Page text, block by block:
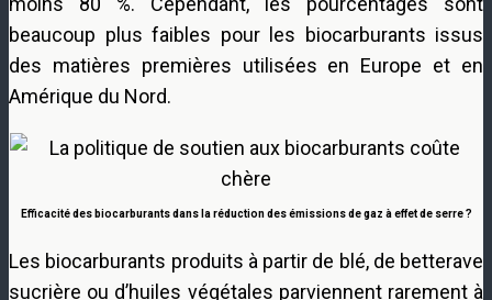
beaucoup plus faibles pour les biocarburants issus
des matières premières utilisées en Europe et en
Amérique du Nord.
Efficacité des biocarburants dans la réduction des émissions de gaz à effet de serre ?
Les biocarburants produits à partir de blé, de betterave
sucrière ou d’huiles végétales parviennent rarement à